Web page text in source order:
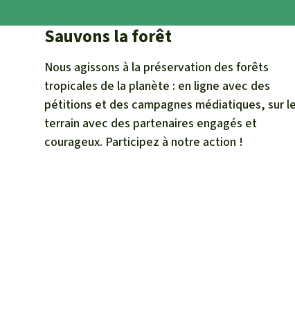
Sauvons la forêt
Nous agissons à la préservation des forêts
tropicales de la planète : en ligne avec des
pétitions et des campagnes médiatiques, sur le
terrain avec des partenaires engagés et
courageux. Participez à notre action !